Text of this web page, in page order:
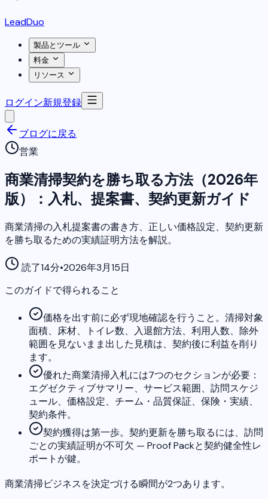
LeadDuo
製品とツール
料金
リソース
ログイン新規登録
ブログに戻る
営業
商業清掃契約を勝ち取る方法（2026年
版）：入札、提案書、契約更新ガイド
商業清掃の入札提案書の書き方、正しい価格設定、契約更新
を勝ち取るための実績証明方法を解説。
読了14分•2026年3月15日
このガイドで得られること
価格を出す前に必ず現地確認を行うこと。清掃対象
面積、床材、トイレ数、入退館方法、利用人数、除外
範囲を見ないまま出した見積は、契約後に利益を削り
ます。
優れた商業清掃入札には7つのセクションが必要：
エグゼクティブサマリー、サービス範囲、訪問スケジ
ュール、価格設定、チーム・品質保証、保険・実績、
契約条件。
契約獲得は第一歩。契約更新を勝ち取るには、訪問
ごとの実績証明が不可欠 — Proof Packと契約健全性レ
ポートが鍵。
商業清掃ビジネスを決定づける瞬間が2つあります。